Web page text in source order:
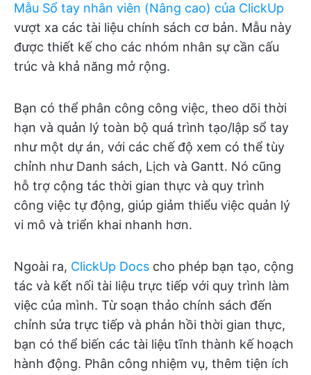
Mẫu Sổ tay nhân viên (Nâng cao) của ClickUp
vượt xa các tài liệu chính sách cơ bản. Mẫu này
được thiết kế cho các nhóm nhân sự cần cấu
trúc và khả năng mở rộng.
Bạn có thể phân công công việc, theo dõi thời
hạn và quản lý toàn bộ quá trình tạo/lập sổ tay
như một dự án, với các chế độ xem có thể tùy
chỉnh như Danh sách, Lịch và Gantt. Nó cũng
hỗ trợ cộng tác thời gian thực và quy trình
công việc tự động, giúp giảm thiểu việc quản lý
vi mô và triển khai nhanh hơn.
Ngoài ra, ClickUp Docs cho phép bạn tạo, cộng
tác và kết nối tài liệu trực tiếp với quy trình làm
việc của mình. Từ soạn thảo chính sách đến
chỉnh sửa trực tiếp và phản hồi thời gian thực,
bạn có thể biến các tài liệu tĩnh thành kế hoạch
hành động. Phân công nhiệm vụ, thêm tiện ích